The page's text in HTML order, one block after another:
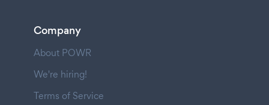
Company
About POWR
We're hiring!
Terms of Service